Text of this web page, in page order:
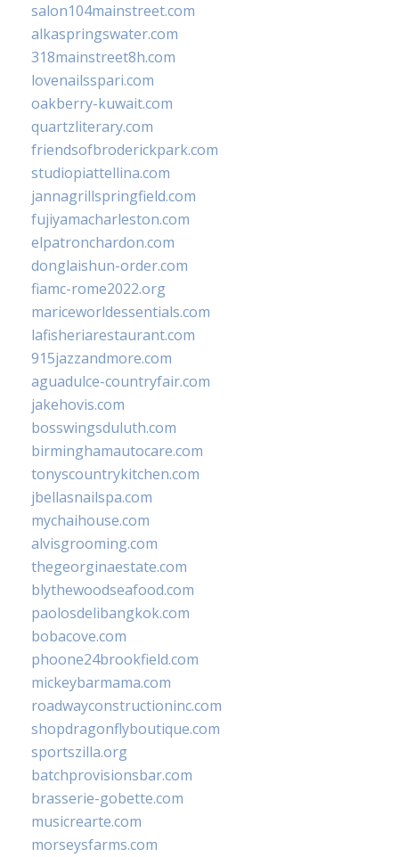
salon104mainstreet.com
alkaspringswater.com
318mainstreet8h.com
lovenailsspari.com
oakberry-kuwait.com
quartzliterary.com
friendsofbroderickpark.com
studiopiattellina.com
jannagrillspringfield.com
fujiyamacharleston.com
elpatronchardon.com
donglaishun-order.com
fiamc-rome2022.org
mariceworldessentials.com
lafisheriarestaurant.com
915jazzandmore.com
aguadulce-countryfair.com
jakehovis.com
bosswingsduluth.com
birminghamautocare.com
tonyscountrykitchen.com
jbellasnailspa.com
mychaihouse.com
alvisgrooming.com
thegeorginaestate.com
blythewoodseafood.com
paolosdelibangkok.com
bobacove.com
phoone24brookfield.com
mickeybarmama.com
roadwayconstructioninc.com
shopdragonflyboutique.com
sportszilla.org
batchprovisionsbar.com
brasserie-gobette.com
musicrearte.com
morseysfarms.com